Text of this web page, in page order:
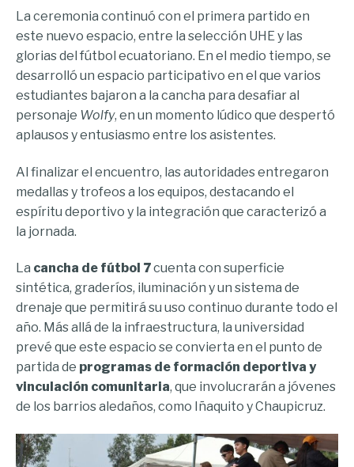
La ceremonia continuó con el primera partido en
este nuevo espacio, entre la selección UHE y las
glorias del fútbol ecuatoriano. En el medio tiempo, se
desarrolló un espacio participativo en el que varios
estudiantes bajaron a la cancha para desafiar al
personaje Wolfy, en un momento lúdico que despertó
aplausos y entusiasmo entre los asistentes.
Al finalizar el encuentro, las autoridades entregaron
medallas y trofeos a los equipos, destacando el
espíritu deportivo y la integración que caracterizó a
la jornada.
La cancha de fútbol 7cuenta con superficie
sintética, graderíos, iluminación y un sistema de
drenaje que permitirá su uso continuo durante todo el
año. Más allá de la infraestructura, la universidad
prevé que este espacio se convierta en el punto de
partida de programas de formación deportiva y
vinculación comunitaria, que involucrarán a jóvenes
de los barrios aledaños, como Iñaquito y Chaupicruz.